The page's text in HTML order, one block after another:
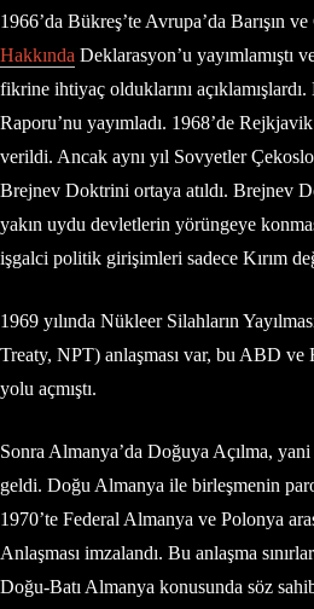
1966’da Bükreş’te Avrupa’da Barışın
Hakkında Deklarasyon’u yayımlamıştı
fikrine ihtiyaç olduklarını
Raporu’nu yayımladı. 1968’de
verildi. Ancak aynı yıl Sovyetler
Brejnev Doktrini ortaya atıldı. Brejnev
yakın uydu devletlerin yörüngeye
işgalci politik girişimleri sadece Kırım
1969 yılında Nükleer Silahların
Treaty, NPT) anlaşması var, bu ABD ve
yolu açmıştı.
Sonra Almanya’da Doğuya Açılma,
geldi. Doğu Almanya ile birleşmenin
1970’te Federal Almanya ve Polonya
Anlaşması imzalandı. Bu anlaşma
Doğu-Batı Almanya konusunda söz